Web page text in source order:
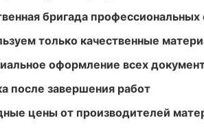
бригада профессиональных
только качественные
оформление всех
после завершения работ
цены от производителей